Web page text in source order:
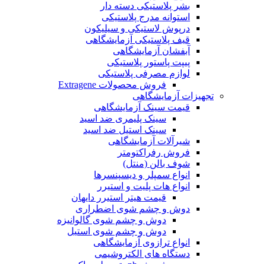
بشر پلاستیکی دسته دار
استوانه مدرج پلاستیکی
درپوش لاستیکی و سیلیکون
قیف پلاستیکی آزمایشگاهی
آبفشان آزمایشگاهی
پیپت پاستور پلاستیکی
لوازم مصرفی پلاستیکی
فروش محصولات Extragene
تجهیزات آزمایشگاهی
قیمت سینک آزمایشگاهی
سینک پلیمری ضد اسید
سینک استیل ضد اسید
شیرآلات آزمایشگاهی
فروش رفراکتومتر
شوف بالن (منتل)
انواع سمپلر و دیسپنسرها
انواع هات پلیت و استیرر
قیمت هیتر استیرر دایهان
دوش و چشم شوی اضطراری
دوش و چشم شوی گالوانیزه
دوش و چشم شوی استیل
انواع ترازوی آزمایشگاهی
دستگاه های الکتروشیمی